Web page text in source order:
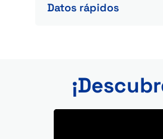
Datos rápidos